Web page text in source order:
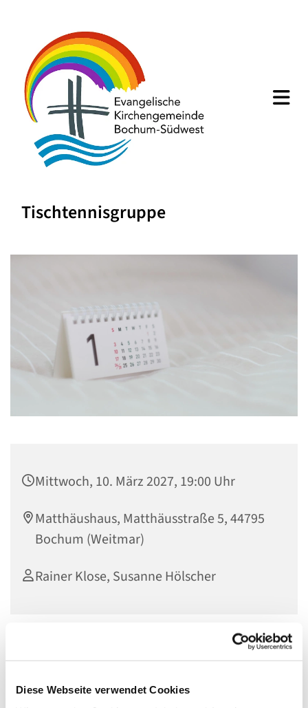
Diese Webseite verwendet Cookies
Tischtennisgruppe
Mittwoch, 10. März 2027, 19:00 Uhr
Matthäushaus, Matthäusstraße 5, 44795
Bochum (Weitmar)
Rainer Klose, Susanne Hölscher